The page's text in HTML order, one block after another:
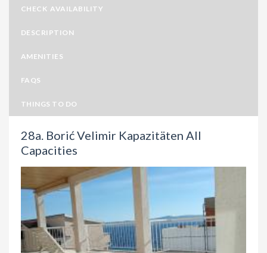
CHECK AVAILABILITY
DESCRIPTION
AMENITIES
FAQS
THINGS TO DO
28a. Borić Velimir Kapazitäten All
Capacities